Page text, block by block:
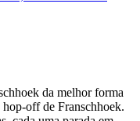
da melhor forma
off de Franschhoek.